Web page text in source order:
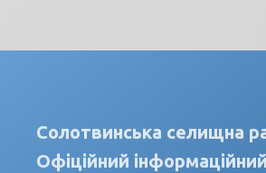
Солотвинська селищна
Офіційний